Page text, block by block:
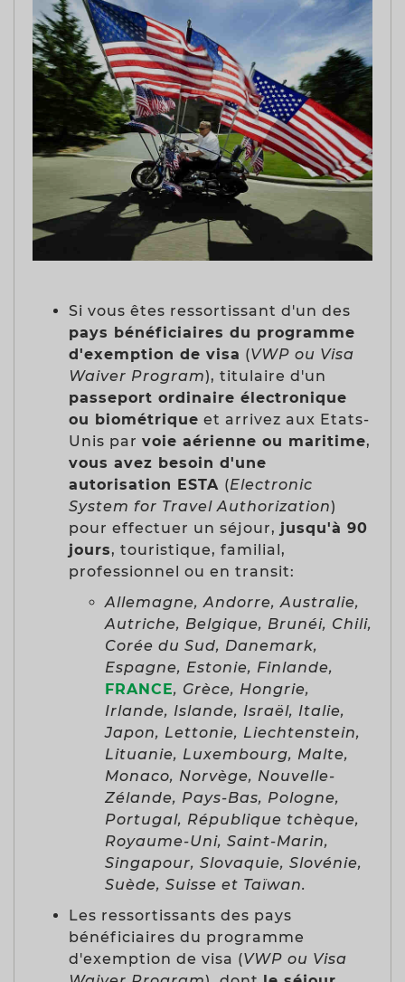
Si vous êtes ressortissant d'un des
pays bénéficiaires du programme
d'exemption de visa (VWP ou Visa
Waiver Program), titulaire d'un
passeport ordinaire électronique
ou biométrique et arrivez aux Etats-
Unis par voie aérienne ou maritime,
vous avez besoin d'une
autorisation ESTA (Electronic
System for Travel Authorization)
pour effectuer un séjour, jusqu'à 90
jours, touristique, familial,
professionnel ou en transit:
Allemagne, Andorre, Australie,
Autriche, Belgique, Brunéi, Chili,
Corée du Sud, Danemark,
Espagne, Estonie, Finlande,
FRANCE, Grèce, Hongrie,
Irlande, Islande, Israël, Italie,
Japon, Lettonie, Liechtenstein,
Lituanie, Luxembourg, Malte,
Monaco, Norvège, Nouvelle-
Zélande, Pays-Bas, Pologne,
Portugal, République tchèque,
Royaume-Uni, Saint-Marin,
Singapour, Slovaquie, Slovénie,
Suède, Suisse et Taïwan.
Les ressortissants des pays
bénéficiaires du programme
d'exemption de visa (VWP ou Visa